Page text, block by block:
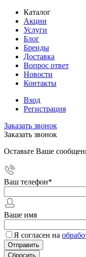
Каталог
Акции
Услуги
Блог
Бренды
Доставка
Вопрос ответ
Новости
Контакты
Вход
Регистрация
Заказать звонок
Заказать звонок
Оставьте Ваше
Ваш телефон*
Ваше имя
Я согласен на